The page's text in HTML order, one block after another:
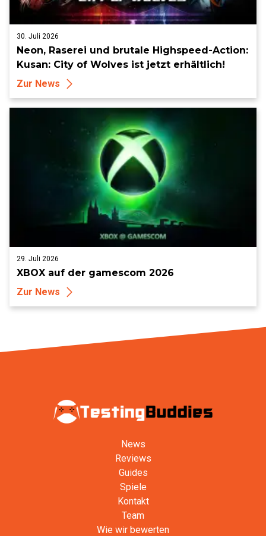
30. Juli 2026
Neon, Raserei und brutale Highspeed-Action:
Kusan: City of Wolves ist jetzt erhältlich!
Zur News
29. Juli 2026
XBOX auf der gamescom 2026
Zur News
News
Reviews
Guides
Spiele
Kontakt
Team
Wie wir bewerten